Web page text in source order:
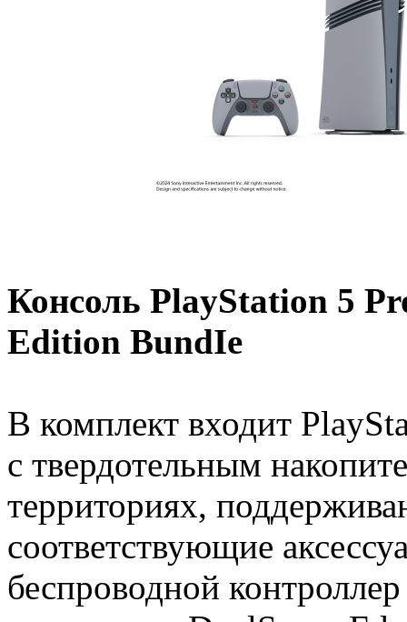
Консоль PlayStation 5
Edition BundIe
В комплект входит
с твердотельным
территориях,
соответствующие
беспроводной